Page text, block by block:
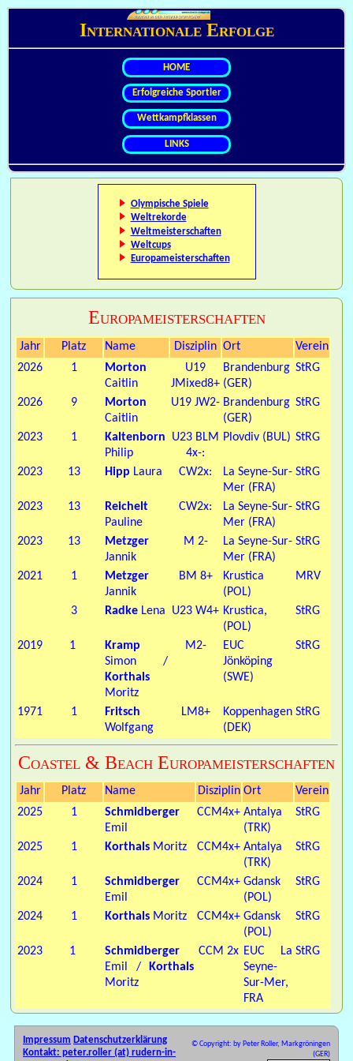
Internationale Erfolge
HOME
Erfolgreiche Sportler
Wettkampfklassen
LINKS
Olympische Spiele
Weltrekorde
Weltmeisterschaften
Weltcups
Europameisterschaften
Europameisterschaften
Jahr Platz Name Disziplin Ort
Verein
2026
1
Morton
Caitlin
U19
JMixed8+
Brandenburg
(GER)
StRG
2026 9
Morton
Caitlin
U19 JW2- Brandenburg
(GER)
StRG
2023 1
Kaltenborn
Philip
U23 BLM
4x-:
Plovdiv (BUL) StRG
2023 13 Hipp Laura CW2x:
La Seyne-Sur-
Mer (FRA)
StRG
2023 13
Reichelt
Pauline
CW2x:
La Seyne-Sur-
Mer (FRA)
StRG
2023 13
Metzger
Jannik
M 2-
La Seyne-Sur-
Mer (FRA)
StRG
2021 1
Metzger
Jannik
BM 8+
Krustica
(POL)
MRV
3 Radke Lena U23 W4+ Krustica,
(POL)
StRG
2019 1
Kramp
Simon /
Korthals
Moritz
M2-
EUC
Jönköping
(SWE)
StRG
1971 1
Fritsch
Wolfgang
LM8+
Koppenhagen
(DEK)
StRG
Coastel & Beach Europameisterschaften
Jahr Platz Name Disziplin Ort
Verein
2025
1
Schmidberger
Emil
CCM4x+ Antalya
(TRK)
StRG
2025 1 Korthals Moritz CCM4x+ Antalya
(TRK)
StRG
2024 1
Schmidberger
Emil
CCM4x+ Gdansk
(POL)
StRG
2024 1 Korthals Moritz CCM4x+ Gdansk
(POL)
StRG
2023 1
Schmidberger
Emil / Korthals
Moritz
CCM 2x EUC La
Seyne-
Sur-Mer,
FRA
StRG
Impressum Datenschutzerklärung
Kontakt: peter.roller (at) rudern-in-
© Copyright: by Peter Roller, Markgröningen
(GER)